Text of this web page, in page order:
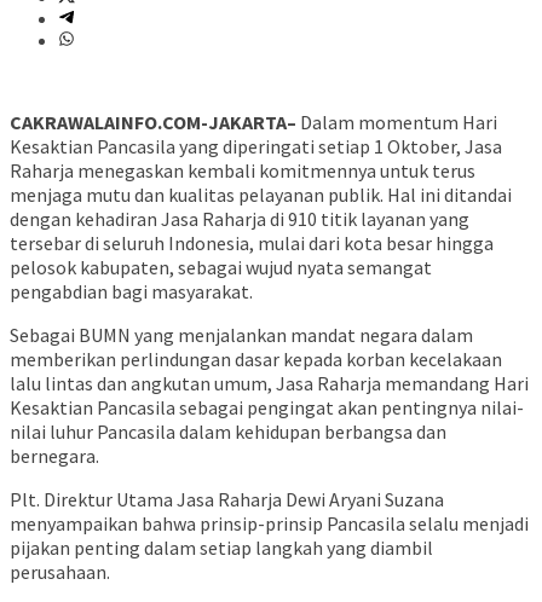
CAKRAWALAINFO.COM-JAKARTA– Dalam momentum Hari
Kesaktian Pancasila yang diperingati setiap 1 Oktober, Jasa
Raharja menegaskan kembali komitmennya untuk terus
menjaga mutu dan kualitas pelayanan publik. Hal ini ditandai
dengan kehadiran Jasa Raharja di 910 titik layanan yang
tersebar di seluruh Indonesia, mulai dari kota besar hingga
pelosok kabupaten, sebagai wujud nyata semangat
pengabdian bagi masyarakat.
Sebagai BUMN yang menjalankan mandat negara dalam
memberikan perlindungan dasar kepada korban kecelakaan
lalu lintas dan angkutan umum, Jasa Raharja memandang Hari
Kesaktian Pancasila sebagai pengingat akan pentingnya nilai-
nilai luhur Pancasila dalam kehidupan berbangsa dan
bernegara.
Plt. Direktur Utama Jasa Raharja Dewi Aryani Suzana
menyampaikan bahwa prinsip-prinsip Pancasila selalu menjadi
pijakan penting dalam setiap langkah yang diambil
perusahaan.